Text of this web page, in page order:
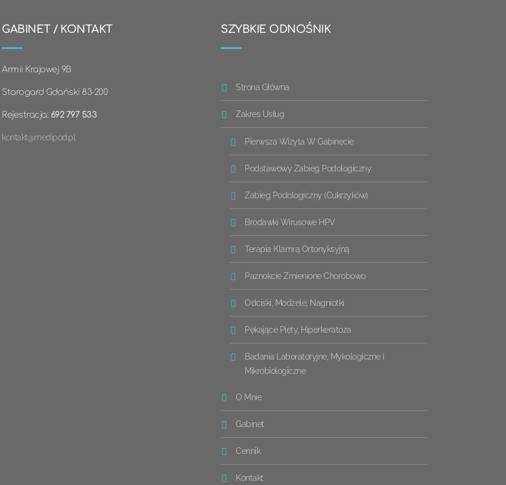
GABINET / KONTAKT
Armii Krajowej 9B
Starogard Gdański 83-200
Rejestracja: 692 797 533
kontakt@medipod.pl
SZYBKIE ODNOŚNIK
Strona Główna
Zakres Usług
Pierwsza Wizyta W Gabinecie
Podstawowy Zabieg Podologiczny
Zabieg Podologiczny (cukrzyków)
Brodawki Wirusowe HPV
Terapia Klamrą Ortonyksyjną
Paznokcie Zmienione Chorobowo
Odciski, Modzele, Nagniotki
Pękające Pięty, Hiperkeratoza
Badania Laboratoryjne, Mykologiczne I
Mikrobiologiczne
O Mnie
Gabinet
Cennik
Kontakt